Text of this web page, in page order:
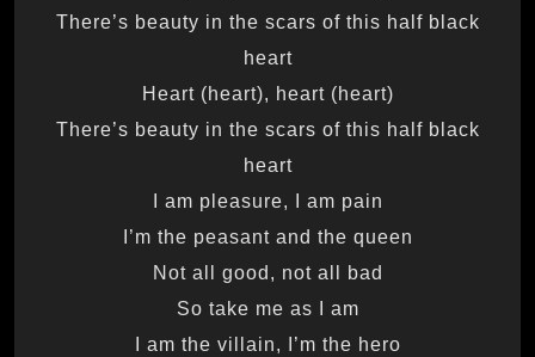
There’s beauty in the scars of this half black
heart
Heart (heart), heart (heart)
There’s beauty in the scars of this half black
heart
I am pleasure, I am pain
I’m the peasant and the queen
Not all good, not all bad
So take me as I am
I am the villain, I’m the hero